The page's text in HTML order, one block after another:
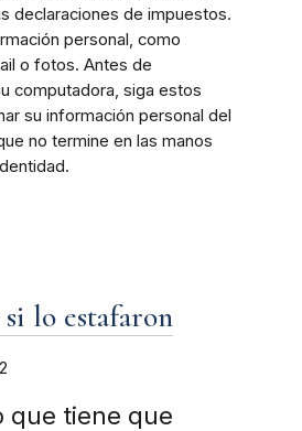
declaraciones de impuestos.
personal, como
o fotos. Antes de
computadora, siga estos
su información personal del
no termine en las manos
lo estafaron
que tiene que